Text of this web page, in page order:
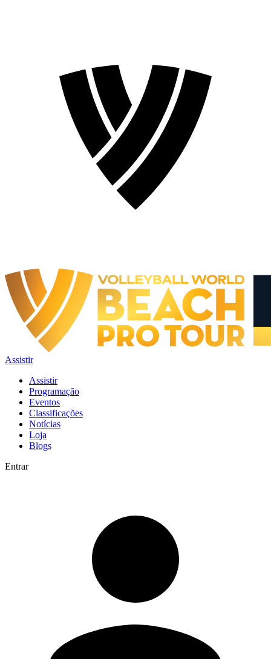
Assistir
Assistir
Programação
Eventos
Classificações
Notícias
Loja
Blogs
Entrar